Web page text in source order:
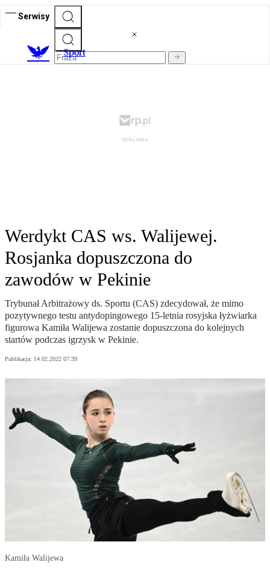
Serwisy
Sport
Werdykt CAS ws. Walijewej.
Rosjanka dopuszczona do
zawodów w Pekinie
Trybunał Arbitrażowy ds. Sportu (CAS) zdecydował, że mimo
pozytywnego testu antydopingowego 15-letnia rosyjska łyżwiarka
figurowa Kamiła Walijewa zostanie dopuszczona do kolejnych
startów podczas igrzysk w Pekinie.
Publikacja: 14.02.2022 07:39
Kamiła Walijewa